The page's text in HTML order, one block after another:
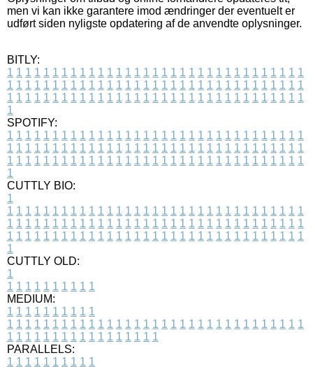
men vi kan ikke garantere imod ændringer der eventuelt er
udført siden nyligste opdatering af de anvendte oplysninger.
BITLY:
1 1 1 1 1 1 1 1 1 1 1 1 1 1 1 1 1 1 1 1 1 1 1 1 1 1 1 1 1 1 1 1 1
1 1 1 1 1 1 1 1 1 1 1 1 1 1 1 1 1 1 1 1 1 1 1 1 1 1 1 1 1 1 1 1 1
1 1 1 1 1 1 1 1 1 1 1 1 1 1 1 1 1 1 1 1 1 1 1 1 1 1 1 1 1 1 1 1 1
1
SPOTIFY:
1 1 1 1 1 1 1 1 1 1 1 1 1 1 1 1 1 1 1 1 1 1 1 1 1 1 1 1 1 1 1 1 1
1 1 1 1 1 1 1 1 1 1 1 1 1 1 1 1 1 1 1 1 1 1 1 1 1 1 1 1 1 1 1 1 1
1 1 1 1 1 1 1 1 1 1 1 1 1 1 1 1 1 1 1 1 1 1 1 1 1 1 1 1 1 1 1 1 1
1
CUTTLY BIO:
1
1 1 1 1 1 1 1 1 1 1 1 1 1 1 1 1 1 1 1 1 1 1 1 1 1 1 1 1 1 1 1 1 1
1 1 1 1 1 1 1 1 1 1 1 1 1 1 1 1 1 1 1 1 1 1 1 1 1 1 1 1 1 1 1 1 1
1 1 1 1 1 1 1 1 1 1 1 1 1 1 1 1 1 1 1 1 1 1 1 1 1 1 1 1 1 1 1 1 1
1
CUTTLY OLD:
1
1 1 1 1 1 1 1 1 1 1
MEDIUM:
1 1 1 1 1 1 1 1 1 1
1 1 1 1 1 1 1 1 1 1 1 1 1 1 1 1 1 1 1 1 1 1 1 1 1 1 1 1 1 1 1 1 1
1 1 1 1 1 1 1 1 1 1 1 1 1 1 1 1 1
PARALLELS:
1 1 1 1 1 1 1 1 1 1